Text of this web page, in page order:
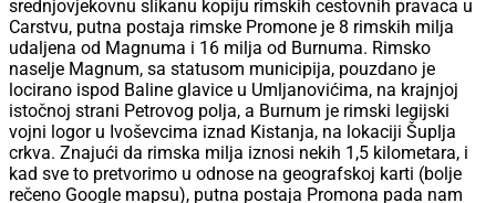
srednjovjekovnu slikanu kopiju rimskih cestovnih pravaca u
Carstvu, putna postaja rimske Promone je 8 rimskih milja
udaljena od Magnuma i 16 milja od Burnuma. Rimsko
naselje Magnum, sa statusom municipija, pouzdano je
locirano ispod Baline glavice u Umljanovićima, na krajnjoj
istočnoj strani Petrovog polja, a Burnum je rimski legijski
vojni logor u Ivoševcima iznad Kistanja, na lokaciji Šuplja
crkva. Znajući da rimska milja iznosi nekih 1,5 kilometara, i
kad sve to pretvorimo u odnose na geografskoj karti (bolje
rečeno Google mapsu), putna postaja Promona pada nam